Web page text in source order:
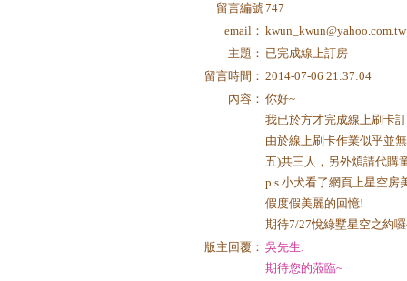
留言編號747
email： kwun_kwun@yahoo.com.tw
主題： 已完成線上訂房
留言時間： 2014-07-06 21:37:04
內容： 你好~
我已於方才完成線上刷卡
由於線上刷卡作業似乎並
五)共三人，另外煩請代購
p.s.小犬看了網頁上星空
假度假美麗的回憶!
期待7/27悅綠墅星空之約
版主回覆： 吳先生:
期待您的蒞臨~